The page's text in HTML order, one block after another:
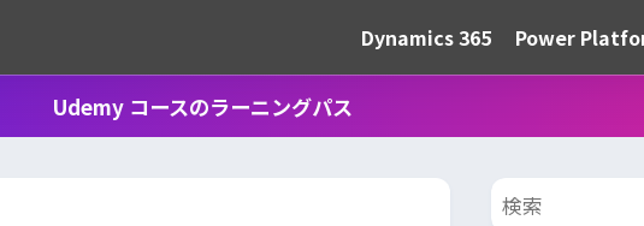
Dynamics 365 Power
Udemy コースのラーニングパス